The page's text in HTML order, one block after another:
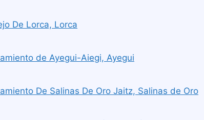
De Lorca, Lorca
de Ayegui-Aiegi, Ayegui
De Salinas De Oro Jaitz, Salinas de Oro